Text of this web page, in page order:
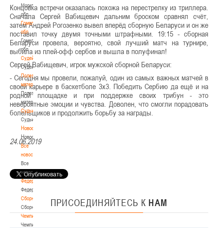
Могилевская
обл
Гомельская
обл
Гомельская
обл
Судейство
Судейство
Полезные
материалы
Полезные
материалы
Судьи
Судьи
Новости
Новости
Все
новости
Все
новости
Федерация
Федерация
Сборные
Сборные
Чемпионат
Чемпионат
Концовка встречи оказалась похожа на перестрелку из триллера.
Сначала Сергей Вабищевич дальним броском сравнял счёт,
затем Андрей Рогозенко вывел вперёд сборную Беларуси и он же
поставил точку двумя точными штрафными. 19:15 - сборная
Беларуси провела, вероятно, свой лучший матч на турнире,
выбила из плей-офф сербов и вышла в полуфинал!
Сергей Вабищевич, игрок мужской сборной Беларуси:
- Сегодня мы провели, пожалуй, один из самых важных матчей в
своей карьере в баскетболе 3х3. Победить Сербию да ещё и на
родной площадке и при поддержке своих трибун - это
невероятные эмоции и чувства. Доволен, что смогли порадовать
болельщиков и продолжить борьбу за награды.
24.06.2019
ПРИСОЕДИНЯЙТЕСЬ К НАМ